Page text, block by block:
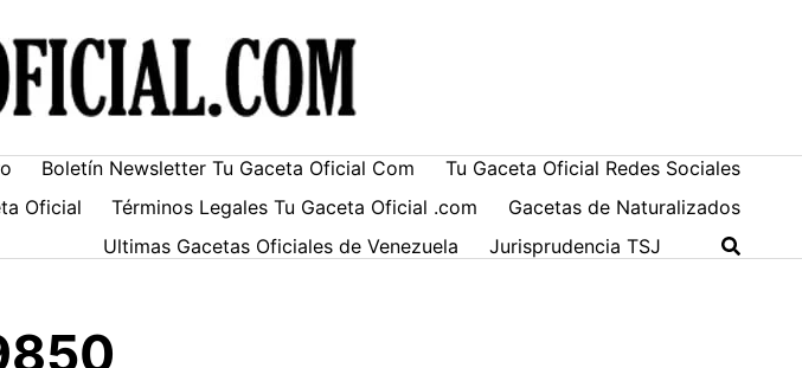
Boletín Newsletter Tu Gaceta Oficial Com
Tu Gaceta Oficial Redes Sociales
Oficial Términos Legales Tu Gaceta Oficial .com
Gacetas de Naturalizados
Ultimas Gacetas Oficiales de Venezuela
Jurisprudencia TSJ